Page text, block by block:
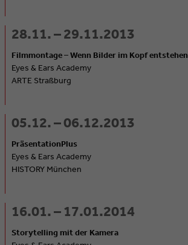
28.11. – 29.11.2013
Filmmontage – Wenn Bilder im Kopf entstehen
Eyes & Ears Academy
ARTE Straßburg
05.12. – 06.12.2013
PräsentationPlus
Eyes & Ears Academy
HISTORY München
16.01. – 17.01.2014
Storytelling mit der Kamera